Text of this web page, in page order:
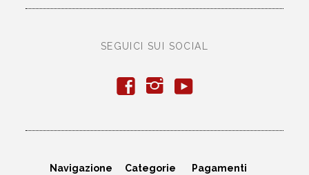
SEGUICI SUI SOCIAL
f i y
Navigazione
Categorie
Pagamenti